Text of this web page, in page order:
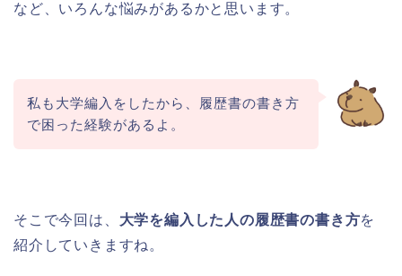
など、いろんな悩みがあるかと思います。
私も大学編入をしたから、履歴書の書き方
で困った経験があるよ。
そこで今回は、 大学を編入した人の履歴書の書き方を
紹介していきますね。